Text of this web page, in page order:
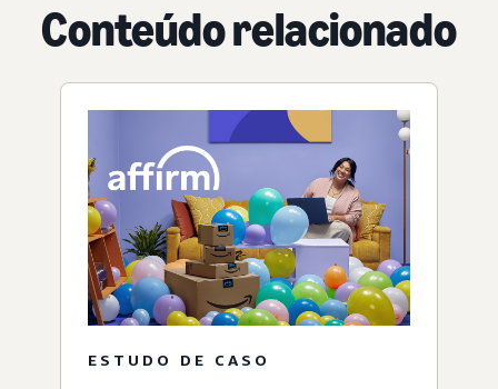
Conteúdo relacionado
ESTUDO DE CASO